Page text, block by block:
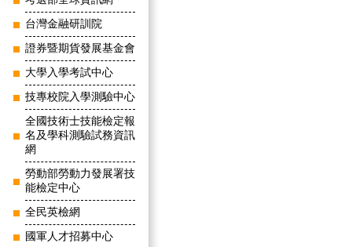
台灣金融研訓院
證券暨期貨發展基金會
大學入學考試中心
技專校院入學測驗中心
全國技術士技能檢定報
名及學科測驗試務資訊
網
勞動部勞動力發展署技
能檢定中心
全民英檢網
國軍人才招募中心